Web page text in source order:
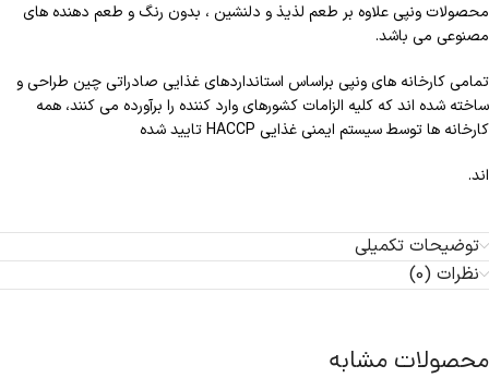
محصولات ونپی علاوه بر طعم لذیذ و دلنشین ، بدون رنگ و طعم دهنده های
مصنوعی می باشد.
تمامی کارخانه های ونپی براساس استانداردهای غذایی صادراتی چین طراحی و
ساخته شده اند که کلیه الزامات کشورهای وارد کننده را برآورده می کنند، همه
کارخانه ها توسط سیستم ایمنی غذایی HACCP تایید شده
اند.
توضیحات تکمیلی
نظرات (0)
محصولات مشابه